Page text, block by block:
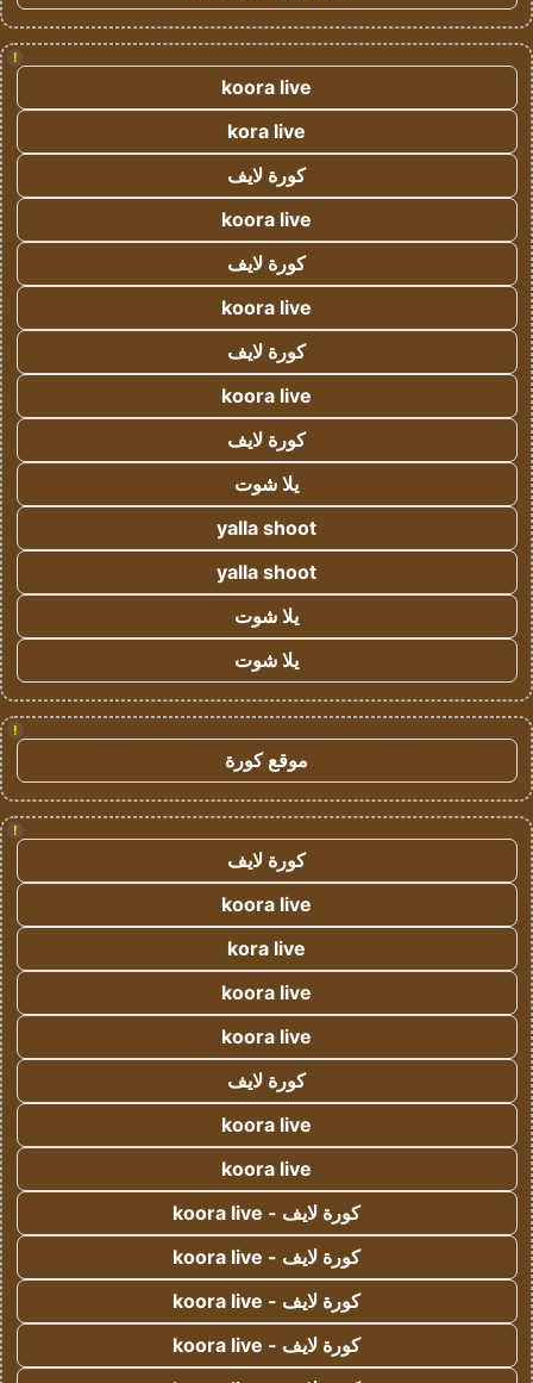
!
koora live
kora live
كورة لايف
koora live
كورة لايف
koora live
كورة لايف
koora live
كورة لايف
يلا شوت
yalla shoot
yalla shoot
يلا شوت
يلا شوت
!
موقع كورة
!
كورة لايف
koora live
kora live
koora live
koora live
كورة لايف
koora live
koora live
كورة لايف - koora live
كورة لايف - koora live
كورة لايف - koora live
كورة لايف - koora live